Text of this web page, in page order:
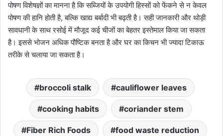
पोषण विशेषज्ञों का मानना है कि सब्जियों के उपयोगी हिस्सों को फेंकने से न केवल
पोषण की हानि होती है, बल्कि खाद्य बर्बादी भी बढ़ती है। सही जानकारी और थोड़ी
सावधानी के साथ रसोई में मौजूद कई चीजों का बेहतर इस्तेमाल किया जा सकता
है। इससे भोजन अधिक पौष्टिक बनता है और घर का किचन भी ज्यादा टिकाऊ
तरीके से चलाया जा सकता है।
broccoli stalk cauliflower leaves
cooking habits coriander stem
Fiber Rich Foods food waste reduction